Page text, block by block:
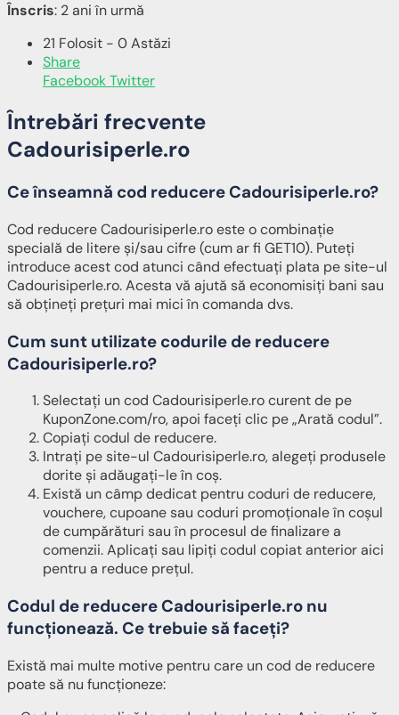
Înscris: 2 ani în urmă
21 Folosit - 0 Astăzi
Share
FacebookTwitter
Întrebări frecvente
Cadourisiperle.ro
Ce înseamnă cod reducere Cadourisiperle.ro?
Cod reducere Cadourisiperle.ro este o combinație
specială de litere și/sau cifre (cum ar fi GET10). Puteți
introduce acest cod atunci când efectuați plata pe site-ul
Cadourisiperle.ro. Acesta vă ajută să economisiți bani sau
să obțineți prețuri mai mici în comanda dvs.
Cum sunt utilizate codurile de reducere
Cadourisiperle.ro?
Selectați un cod Cadourisiperle.ro curent de pe
KuponZone.com/ro, apoi faceți clic pe „Arată codul”.
Copiați codul de reducere.
Intrați pe site-ul Cadourisiperle.ro, alegeți produsele
dorite și adăugați-le în coș.
Există un câmp dedicat pentru coduri de reducere,
vouchere, cupoane sau coduri promoționale în coșul
de cumpărături sau în procesul de finalizare a
comenzii. Aplicați sau lipiți codul copiat anterior aici
pentru a reduce prețul.
Codul de reducere Cadourisiperle.ro nu
funcționează. Ce trebuie să faceți?
Există mai multe motive pentru care un cod de reducere
poate să nu funcționeze: